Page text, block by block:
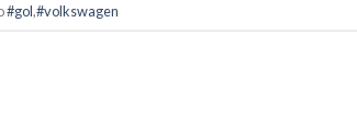
#gol,#volkswagen